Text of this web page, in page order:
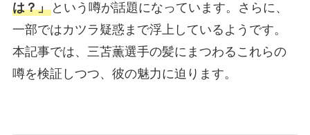
は？」という噂が話題になっています。さらに、
一部ではカツラ疑惑まで浮上しているようです。
本記事では、三苫薫選手の髪にまつわるこれらの
噂を検証しつつ、彼の魅力に迫ります。